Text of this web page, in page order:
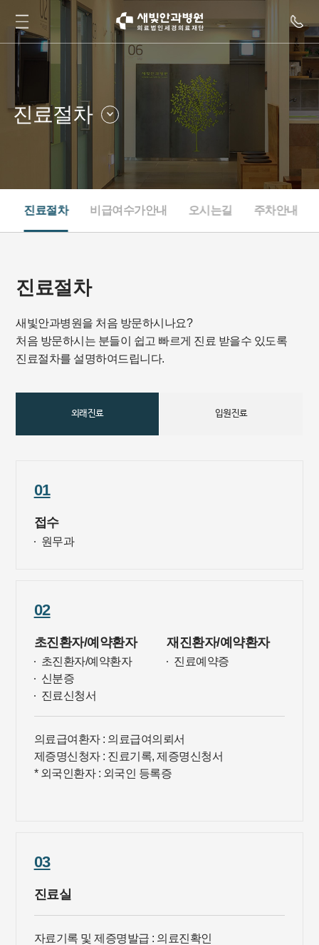
진료절차
비급여수가안내
오시는길
진료절차 비급여수가안내 오시는길 주차안내
진료절차
새빛안과병원을 처음 방문하시나요?
처음 방문하시는 분들이 쉽고 빠르게 진료 받을수 있도록
진료절차를 설명하여드립니다.
외래진료 입원진료
01
접수
원무과
02
초진환자/예약환자
초진환자/예약환자
신분증
진료신청서
재진환자/예약환자
진료예약증
의료급여환자: 의료급여의뢰서
제증명신청자: 진료기록, 제증명신청서
* 외국인환자: 외국인 등록증
03
진료실
자료기록 및 제증명발급 : 의료진확인